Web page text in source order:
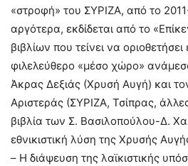
«στροφή» του ΣΥΡΙΖΑ, από το
αργότερα, εκδίδεται από το
βιβλίων που τείνει να
φιλελεύθερο «μέσο χώρο»
Άκρας Δεξιάς (Χρυσή Αυγή) και
Αριστεράς (ΣΥΡΙΖΑ, Τσίπρας,
βιβλία των Σ. Βασιλοπούλου-Δ.
εθνικιστική λύση της Χρυσής
– Η διάψευση της λαϊκιστικής